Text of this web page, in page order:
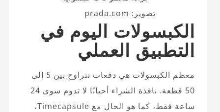
تصوير: prada.com
الكبسولات اليوم في
التطبيق العملي
معظم الكبسولات هي دفعات تتراوح بين 5 إلى
50 قطعة. نافذة الشراء أحيانًا لا تدوم سوى 24
ساعة فقط، كما هو الحال مع Timecapsule،